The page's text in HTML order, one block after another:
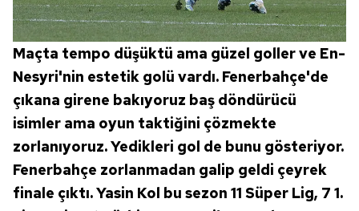
Maçta tempo düşüktü ama güzel goller ve En-
Nesyri'nin estetik golü vardı. Fenerbahçe'de
çıkana girene bakıyoruz baş döndürücü
isimler ama oyun taktiğini çözmekte
zorlanıyoruz. Yedikleri gol de bunu gösteriyor.
Fenerbahçe zorlanmadan galip geldi çeyrek
finale çıktı. Yasin Kol bu sezon 11 Süper Lig, 7 1.